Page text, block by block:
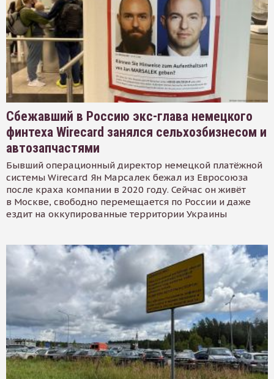
Сбежавший в Россию экс-глава немецкого
финтеха Wirecard занялся сельхозбизнесом и
автозапчастями
Бывший операционный директор немецкой платёжной
системы Wirecard Ян Марсалек бежал из Евросоюза
после краха компании в 2020 году. Сейчас он живёт
в Москве, свободно перемещается по России и даже
ездит на оккупированные территории Украины